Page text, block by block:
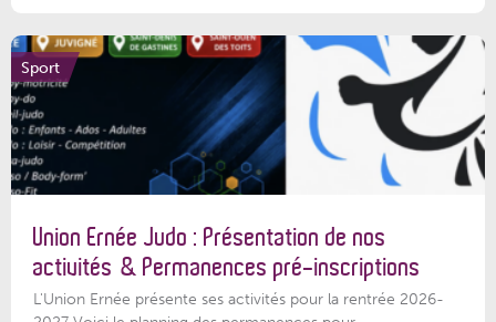
Sport
Union Ernée Judo : Présentation de nos
activités & Permanences pré-inscriptions
L'Union Ernée présente ses activités pour la rentrée 2026-